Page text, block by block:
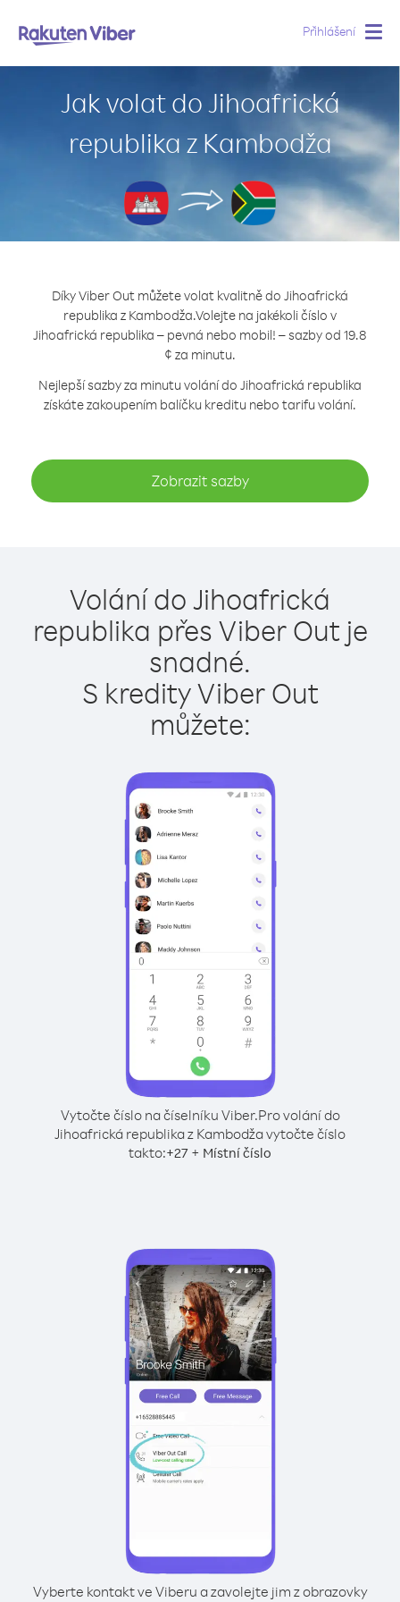
Přihlášení
Jak volat do Jihoafrická
republika z Kambodža
Díky Viber Out můžete volat kvalitně do Jihoafrická
republika z Kambodža.Volejte na jakékoli číslo v
Jihoafrická republika – pevná nebo mobil! – sazby od 19.8
¢ za minutu.
Nejlepší sazby za minutu volání do Jihoafrická republika
získáte zakoupením balíčku kreditu nebo tarifu volání.
Zobrazit sazby
Volání do Jihoafrická
republika přes Viber Out je
snadné.
S kredity Viber Out
můžete:
Vytočte číslo na číselníku Viber.Pro volání do
Jihoafrická republika z Kambodža vytočte číslo
takto:+27 + Místní číslo
Vyberte kontakt ve Viberu a zavolejte jim z obrazovky